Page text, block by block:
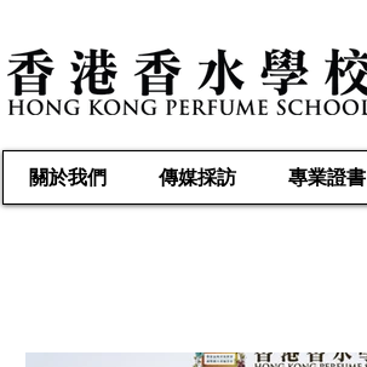
關於我們 傳媒採訪 專業證書